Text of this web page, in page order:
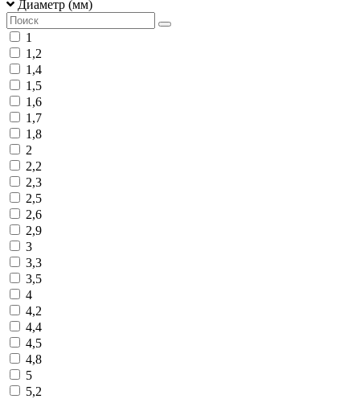
Диаметр (мм)
1
1,2
1,4
1,5
1,6
1,7
1,8
2
2,2
2,3
2,5
2,6
2,9
3
3,3
3,5
4
4,2
4,4
4,5
4,8
5
5,2